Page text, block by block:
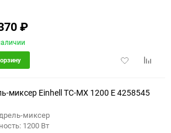
₽
Добавить
миксер Einhell TC-MX 1200 E 4258545
миксер
1200 Вт